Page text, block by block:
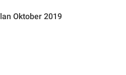
Oktober 2019